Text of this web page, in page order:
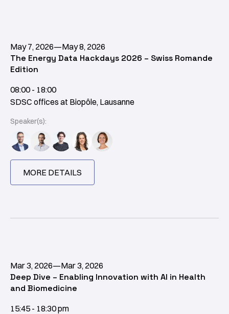
May 7, 2026—May 8, 2026
The Energy Data Hackdays 2026 – Swiss Romande
Edition
08:00 - 18:00
SDSC offices at Biopôle, Lausanne
Speaker(s):
MORE DETAILS
Mar 3, 2026—Mar 3, 2026
Deep Dive – Enabling Innovation with AI in Health
and Biomedicine
15:45 - 18:30 pm